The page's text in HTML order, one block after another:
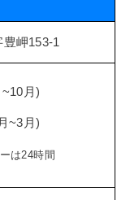
岬153-1
月)
~3月)
は24時間